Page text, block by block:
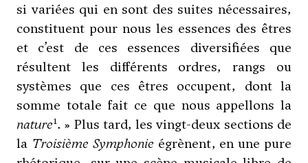
si variées qui en sont des suites nécessaires,
constituent pour nous les essences des êtres
et c’est de ces essences diversifiées que
résultent les différents ordres, rangs ou
systèmes que ces êtres occupent, dont la
somme totale fait ce que nous appellons la
nature1. » Plus tard, les vingt-deux sections de
la Troisième Symphonie égrènent, en une pure